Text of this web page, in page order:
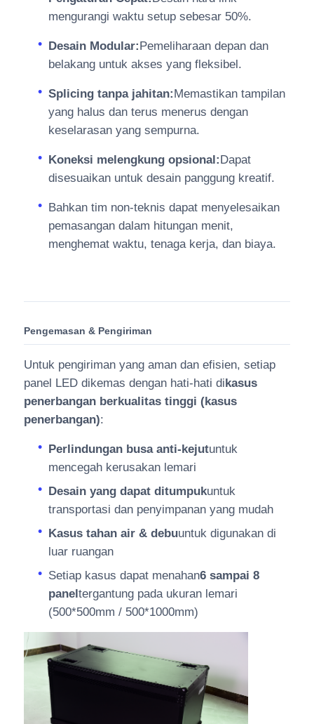
mengurangi waktu setup sebesar 50%.
Desain Modular:Pemeliharaan depan dan
belakang untuk akses yang fleksibel.
Splicing tanpa jahitan:Memastikan tampilan
yang halus dan terus menerus dengan
keselarasan yang sempurna.
Koneksi melengkung opsional:Dapat
disesuaikan untuk desain panggung kreatif.
Bahkan tim non-teknis dapat menyelesaikan
pemasangan dalam hitungan menit,
menghemat waktu, tenaga kerja, dan biaya.
Pengemasan & Pengiriman
Untuk pengiriman yang aman dan efisien, setiap
panel LED dikemas dengan hati-hati dikasus
penerbangan berkualitas tinggi (kasus
penerbangan):
Perlindungan busa anti-kejutuntuk
mencegah kerusakan lemari
Desain yang dapat ditumpukuntuk
transportasi dan penyimpanan yang mudah
Kasus tahan air & debuuntuk digunakan di
luar ruangan
Setiap kasus dapat menahan6 sampai 8
paneltergantung pada ukuran lemari
(500*500mm / 500*1000mm)